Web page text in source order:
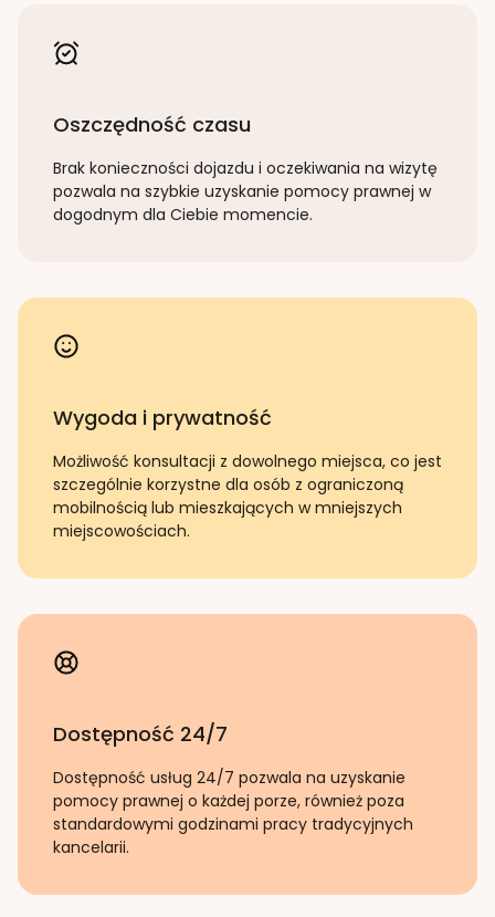
Oszczędność czasu
Brak konieczności dojazdu i oczekiwania na wizytę
pozwala na szybkie uzyskanie pomocy prawnej w
dogodnym dla Ciebie momencie.
Wygoda i prywatność
Możliwość konsultacji z dowolnego miejsca, co jest
szczególnie korzystne dla osób z ograniczoną
mobilnością lub mieszkających w mniejszych
miejscowościach.
Dostępność 24/7
Dostępność usług 24/7 pozwala na uzyskanie
pomocy prawnej o każdej porze, również poza
standardowymi godzinami pracy tradycyjnych
kancelarii.